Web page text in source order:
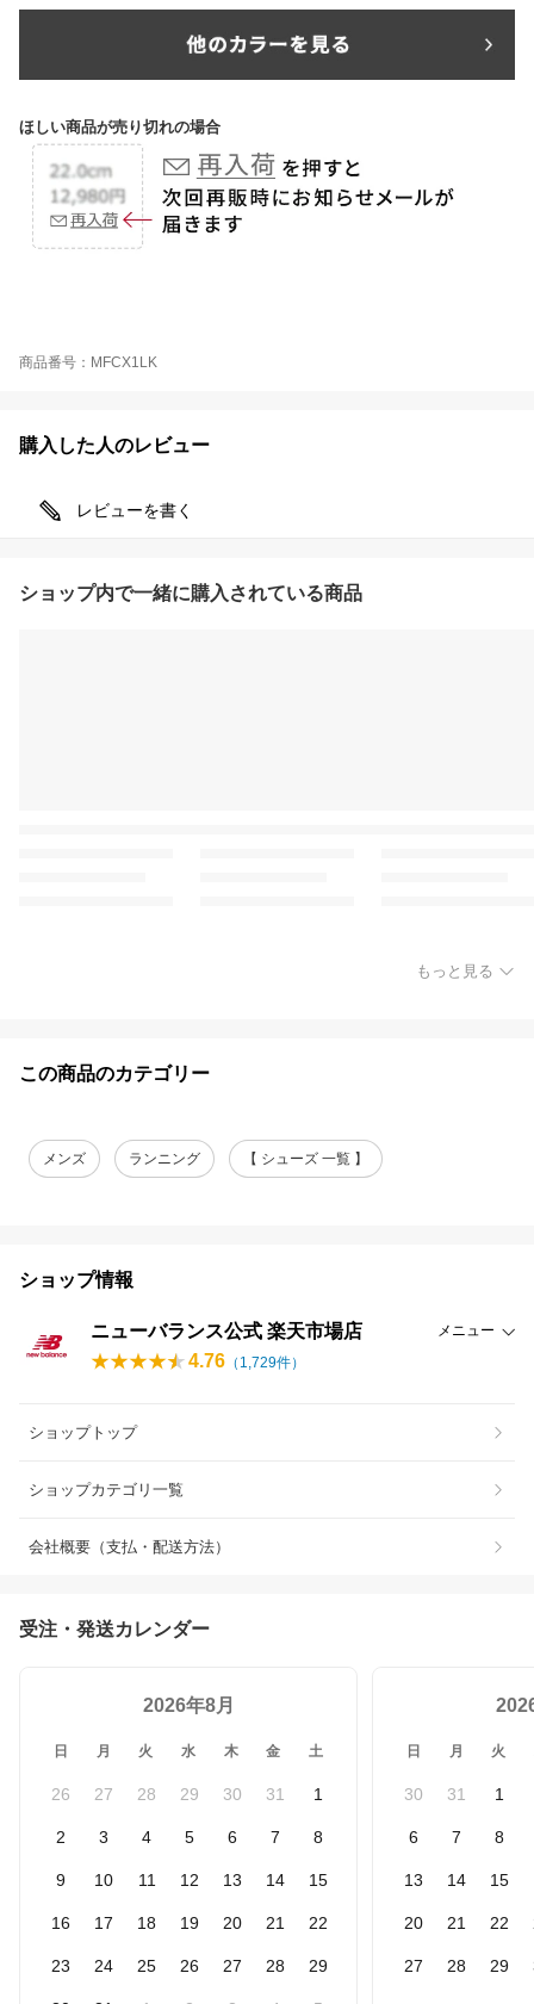
ほしい商品が売り切れの場合
商品番号：MFCX1LK
購入した人のレビュー
レビューを書く
ショップ内で一緒に購入されている商品
もっと見る
この商品のカテゴリー
メンズ ランニング 【 シューズ 一覧 】
ショップ情報
ニューバランス公式 楽天市場店 メニュー
4.76 （ 1,729件）
ショップトップ
ショップカテゴリ一覧
会社概要（支払・配送方法）
受注・発送カレンダー
2026年8月
日 月 火 水 木 金 土
26 27 28 29 30 31 1
2 3 4 5 6 7 8
9 10 11 12 13 14 15
16 17 18 19 20 21 22
23 24 25 26 27 28 29
日 月 火
30 31 1
6 7 8
13 14 15
20 21 22
27 28 29